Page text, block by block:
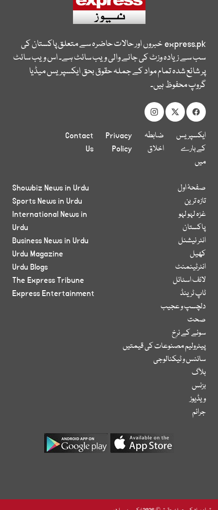
express.pkخبروں اور حالات حاضرہ سے متعلق پاکستان کی
سب سے زیادہ وزٹ کی جانے والی ویب سائٹ ہے۔ اس ویب سائٹ
پر شائع شدہ تمام مواد کے جملہ حقوق بحق ایکسپریس میڈیا
گروپ محفوظ ہیں۔
ایکسپریس
کے بارے
میں
ضابطہ
اخلاق
Privacy
Policy
Contact
Us
صفحۂ اول
تازہ ترین
غزہ لہو لہو
پاکستان
انٹر نیشنل
کھیل
انٹرٹینمنٹ
لائف اسٹائل
ٹاپ ٹرینڈ
دلچسپ و عجیب
صحت
سونے کے نرخ
پیٹرولیم مصنوعات کی قیمتیں
سائنس و ٹیکنالوجی
بلاگ
بزنس
ویڈیوز
جرائم
Showbiz News in Urdu
Sports News in Urdu
International News in
Urdu
Business News in Urdu
Urdu Magazine
Urdu Blogs
The Express Tribune
Express Entertainment